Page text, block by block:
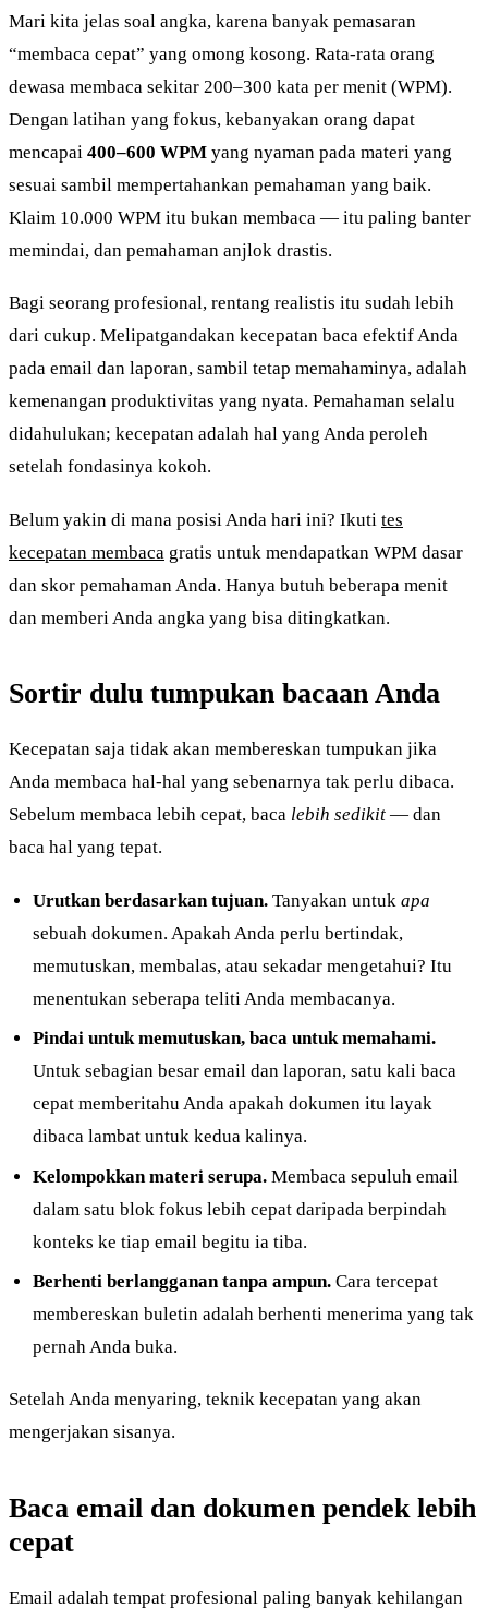
Mari kita jelas soal angka, karena banyak pemasaran
“membaca cepat” yang omong kosong. Rata-rata orang
dewasa membaca sekitar 200–300 kata per menit (WPM).
Dengan latihan yang fokus, kebanyakan orang dapat
mencapai 400–600 WPM yang nyaman pada materi yang
sesuai sambil mempertahankan pemahaman yang baik.
Klaim 10.000 WPM itu bukan membaca — itu paling banter
memindai, dan pemahaman anjlok drastis.
Bagi seorang profesional, rentang realistis itu sudah lebih
dari cukup. Melipatgandakan kecepatan baca efektif Anda
pada email dan laporan, sambil tetap memahaminya, adalah
kemenangan produktivitas yang nyata. Pemahaman selalu
didahulukan; kecepatan adalah hal yang Anda peroleh
setelah fondasinya kokoh.
Belum yakin di mana posisi Anda hari ini? Ikuti tes
kecepatan membaca gratis untuk mendapatkan WPM dasar
dan skor pemahaman Anda. Hanya butuh beberapa menit
dan memberi Anda angka yang bisa ditingkatkan.
Sortir dulu tumpukan bacaan Anda
Kecepatan saja tidak akan membereskan tumpukan jika
Anda membaca hal-hal yang sebenarnya tak perlu dibaca.
Sebelum membaca lebih cepat, baca lebih sedikit — dan
baca hal yang tepat.
Urutkan berdasarkan tujuan. Tanyakan untukapa
sebuah dokumen. Apakah Anda perlu bertindak,
memutuskan, membalas, atau sekadar mengetahui? Itu
menentukan seberapa teliti Anda membacanya.
Pindai untuk memutuskan, baca untuk memahami.
Untuk sebagian besar email dan laporan, satu kali baca
cepat memberitahu Anda apakah dokumen itu layak
dibaca lambat untuk kedua kalinya.
Kelompokkan materi serupa. Membaca sepuluh email
dalam satu blok fokus lebih cepat daripada berpindah
konteks ke tiap email begitu ia tiba.
Berhenti berlangganan tanpa ampun. Cara tercepat
membereskan buletin adalah berhenti menerima yang tak
pernah Anda buka.
Setelah Anda menyaring, teknik kecepatan yang akan
mengerjakan sisanya.
Baca email dan dokumen pendek lebih
cepat
Email adalah tempat profesional paling banyak kehilangan